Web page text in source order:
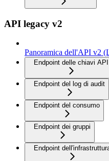
API legacy v2
Panoramica dell'API v2
Endpoint delle chiavi API
Endpoint del log di audit
Endpoint del consumo
Endpoint dei gruppi
Endpoint